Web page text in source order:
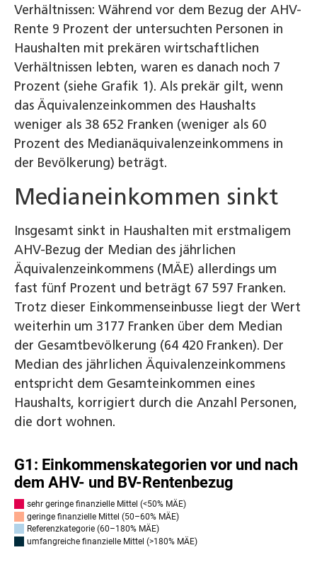
Verhältnissen: Während vor dem Bezug der AHV-
Rente 9 Prozent der untersuchten Personen in
Haushalten mit prekären wirtschaftlichen
Verhältnissen lebten, waren es danach noch 7
Prozent (siehe Grafik 1). Als prekär gilt, wenn
das Äquivalenzeinkommen des Haushalts
weniger als 38 652 Franken (weniger als 60
Prozent des Medianäquivalenzeinkommens in
der Bevölkerung) beträgt.
Medianeinkommen sinkt
Insgesamt sinkt in Haushalten mit erstmaligem
AHV-Bezug der Median des jährlichen
Äquivalenzeinkommens (MÄE) allerdings um
fast fünf Prozent und beträgt 67 597 Franken.
Trotz dieser Einkommenseinbusse liegt der Wert
weiterhin um 3177 Franken über dem Median
der Gesamtbevölkerung (64 420 Franken). Der
Median des jährlichen Äquivalenzeinkommens
entspricht dem Gesamteinkommen eines
Haushalts, korrigiert durch die Anzahl Personen,
die dort wohnen.